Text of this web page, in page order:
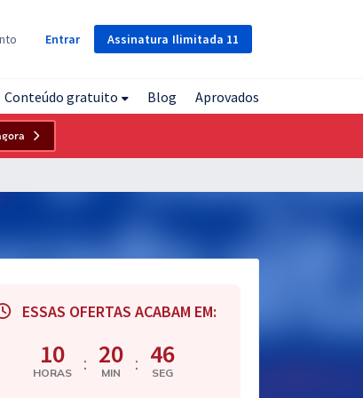
Assinatura Ilimitada 11
Entrar
Conteúdo gratuito Blog Aprovados
ESSAS OFERTAS ACABAM EM:
10
HORAS : 20
MIN : 45
SEG